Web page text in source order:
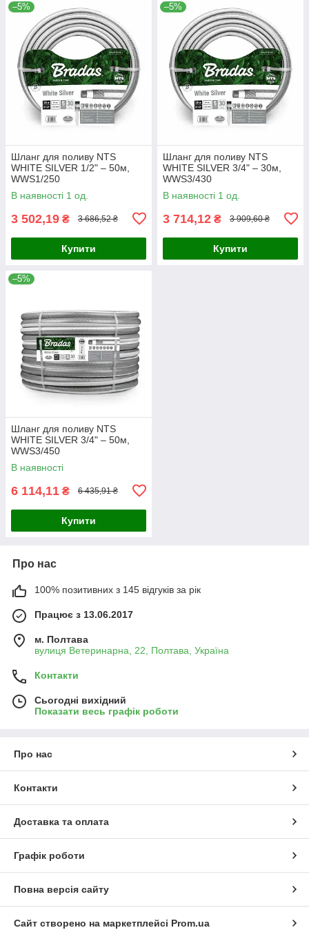
–5%
Шланг для поливу NTS
WHITE SILVER 1/2" – 50м,
WWS1/250
В наявності 1 од.
3 502,19 ₴ 3 686,52 ₴
Купити
–5%
Шланг для поливу NTS
WHITE SILVER 3/4" – 30м,
WWS3/430
В наявності 1 од.
3 714,12 ₴ 3 909,60 ₴
Купити
–5%
Шланг для поливу NTS
WHITE SILVER 3/4" – 50м,
WWS3/450
В наявності
6 114,11 ₴ 6 435,91 ₴
Купити
Про нас
100% позитивних з 145 відгуків за рік
Працює з 13.06.2017
м. Полтава
вулиця Ветеринарна, 22, Полтава, Україна
Контакти
Сьогодні вихідний
Показати весь графік роботи
Про нас
Контакти
Доставка та оплата
Графік роботи
Повна версія сайту
Сайт створено на маркетплейсі Prom.ua